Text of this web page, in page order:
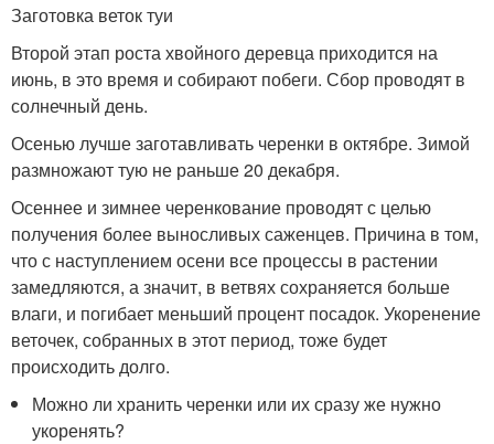
Заготовка веток туи
Второй этап роста хвойного деревца приходится на
июнь, в это время и собирают побеги. Сбор проводят в
солнечный день.
Осенью лучше заготавливать черенки в октябре. Зимой
размножают тую не раньше 20 декабря.
Осеннее и зимнее черенкование проводят с целью
получения более выносливых саженцев. Причина в том,
что с наступлением осени все процессы в растении
замедляются, а значит, в ветвях сохраняется больше
влаги, и погибает меньший процент посадок. Укоренение
веточек, собранных в этот период, тоже будет
происходить долго.
Можно ли хранить черенки или их сразу же нужно
укоренять?